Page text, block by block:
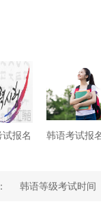
报名
韩语等级考试时间